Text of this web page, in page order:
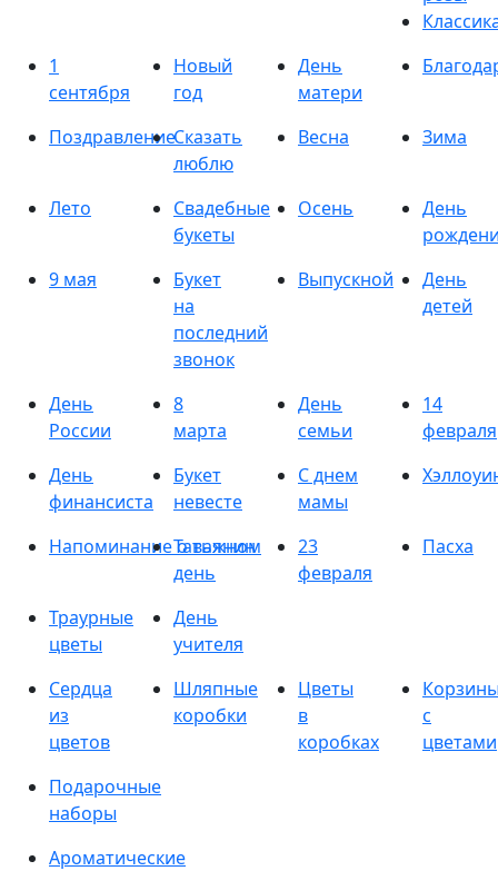
1
сентября
Новый
год
День
матери
ПоздравлениеСказать
люблю
Весна Зима
Лето
Свадебные
букеты
Осень
День
9 мая
Букет
на
последний
звонок
Выпускной
День
детей
День
России
8
марта
День
семьи
14
февраля
День
финансиста
Букет
невесте
С днем
мамы
Напоминание о важном
Татьянин
день
23
февраля
Пасха
Траурные
цветы
День
учителя
Сердца
из
цветов
Шляпные
коробки
Цветы
в
коробках
с
цветами
Подарочные
наборы
Ароматические